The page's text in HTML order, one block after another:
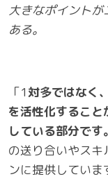
大きなポイント
ある。
「1 対多ではなく
を活性化すること
している部分です。
の送り合いやスキ
ンに提供してい